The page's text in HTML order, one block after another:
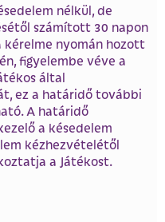
nélkül, de
számított 30 napon
nyomán hozott
figyelembe véve a
által
ez a határidő további
A határidő
a késedelem
kézhezvételétől
a Játékost.